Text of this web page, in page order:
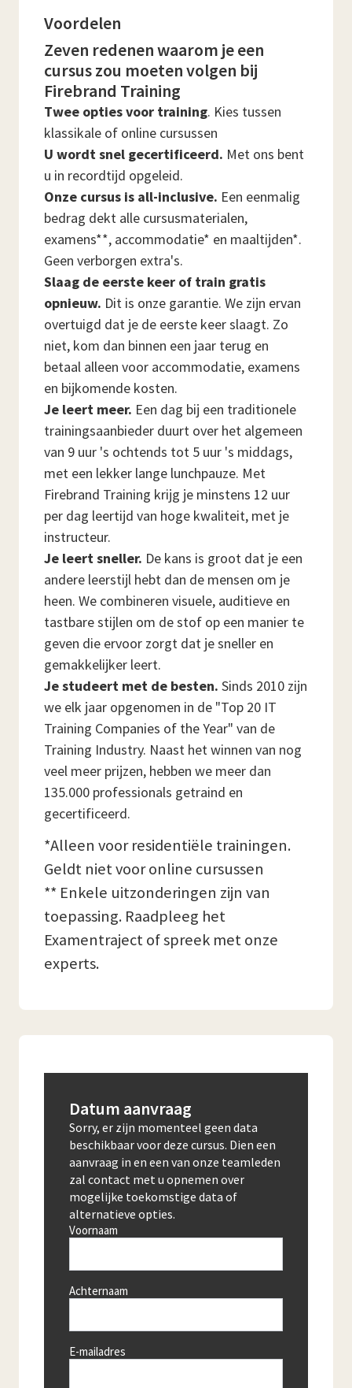
Voordelen
Zeven redenen waarom je een
cursus zou moeten volgen bij
Firebrand Training
Twee opties voor training. Kies tussen
klassikale of online cursussen
U wordt snel gecertificeerd. Met ons bent
u in recordtijd opgeleid.
Onze cursus is all-inclusive. Een eenmalig
bedrag dekt alle cursusmaterialen,
examens**, accommodatie* en maaltijden*.
Geen verborgen extra's.
Slaag de eerste keer of train gratis
opnieuw. Dit is onze garantie. We zijn ervan
overtuigd dat je de eerste keer slaagt. Zo
niet, kom dan binnen een jaar terug en
betaal alleen voor accommodatie, examens
en bijkomende kosten.
Je leert meer. Een dag bij een traditionele
trainingsaanbieder duurt over het algemeen
van 9 uur 's ochtends tot 5 uur 's middags,
met een lekker lange lunchpauze. Met
Firebrand Training krijg je minstens 12 uur
per dag leertijd van hoge kwaliteit, met je
instructeur.
Je leert sneller. De kans is groot dat je een
andere leerstijl hebt dan de mensen om je
heen. We combineren visuele, auditieve en
tastbare stijlen om de stof op een manier te
geven die ervoor zorgt dat je sneller en
gemakkelijker leert.
Je studeert met de besten. Sinds 2010 zijn
we elk jaar opgenomen in de "Top 20 IT
Training Companies of the Year" van de
Training Industry. Naast het winnen van nog
veel meer prijzen, hebben we meer dan
135.000 professionals getraind en
gecertificeerd.
*Alleen voor residentiële trainingen.
Geldt niet voor online cursussen
** Enkele uitzonderingen zijn van
toepassing. Raadpleeg het
Examentraject of spreek met onze
experts.
Datum aanvraag
Sorry, er zijn momenteel geen data
beschikbaar voor deze cursus. Dien een
aanvraag in en een van onze teamleden
zal contact met u opnemen over
mogelijke toekomstige data of
alternatieve opties.
Voornaam
Achternaam
E-mailadres